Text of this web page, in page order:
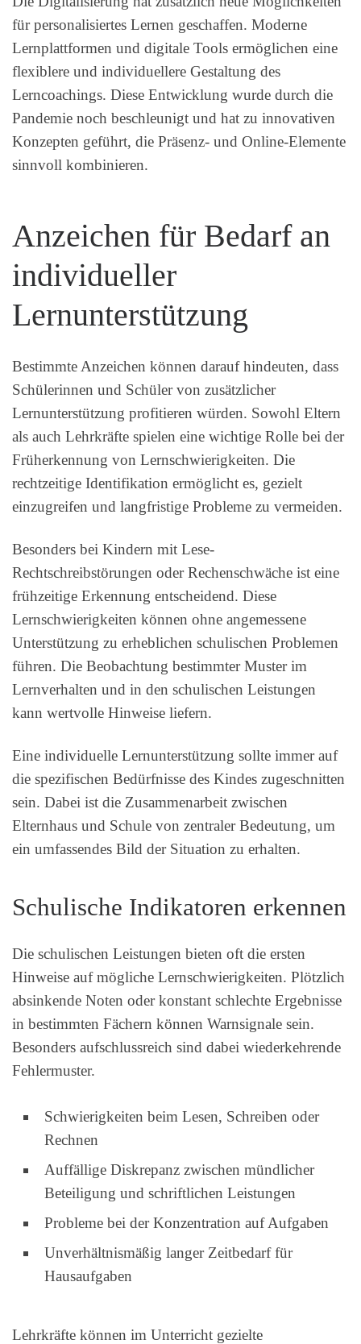
für personalisiertes Lernen geschaffen. Moderne
Lernplattformen und digitale Tools ermöglichen eine
flexiblere und individuellere Gestaltung des
Lerncoachings. Diese Entwicklung wurde durch die
Pandemie noch beschleunigt und hat zu innovativen
Konzepten geführt, die Präsenz- und Online-Elemente
sinnvoll kombinieren.
Anzeichen für Bedarf an
individueller
Lernunterstützung
Bestimmte Anzeichen können darauf hindeuten, dass
Schülerinnen und Schüler von zusätzlicher
Lernunterstützung profitieren würden. Sowohl Eltern
als auch Lehrkräfte spielen eine wichtige Rolle bei der
Früherkennung von Lernschwierigkeiten. Die
rechtzeitige Identifikation ermöglicht es, gezielt
einzugreifen und langfristige Probleme zu vermeiden.
Besonders bei Kindern mit Lese-
Rechtschreibstörungen oder Rechenschwäche ist eine
frühzeitige Erkennung entscheidend. Diese
Lernschwierigkeiten können ohne angemessene
Unterstützung zu erheblichen schulischen Problemen
führen. Die Beobachtung bestimmter Muster im
Lernverhalten und in den schulischen Leistungen
kann wertvolle Hinweise liefern.
Eine individuelle Lernunterstützung sollte immer auf
die spezifischen Bedürfnisse des Kindes zugeschnitten
sein. Dabei ist die Zusammenarbeit zwischen
Elternhaus und Schule von zentraler Bedeutung, um
ein umfassendes Bild der Situation zu erhalten.
Schulische Indikatoren erkennen
Die schulischen Leistungen bieten oft die ersten
Hinweise auf mögliche Lernschwierigkeiten. Plötzlich
absinkende Noten oder konstant schlechte Ergebnisse
in bestimmten Fächern können Warnsignale sein.
Besonders aufschlussreich sind dabei wiederkehrende
Fehlermuster.
Schwierigkeiten beim Lesen, Schreiben oder
Rechnen
Auffällige Diskrepanz zwischen mündlicher
Beteiligung und schriftlichen Leistungen
Probleme bei der Konzentration auf Aufgaben
Unverhältnismäßig langer Zeitbedarf für
Hausaufgaben
Lehrkräfte können im Unterricht gezielte